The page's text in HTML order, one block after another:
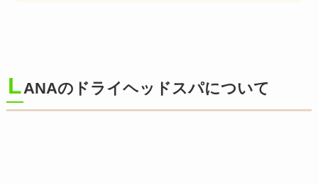
LANAのドライヘッドスパについて